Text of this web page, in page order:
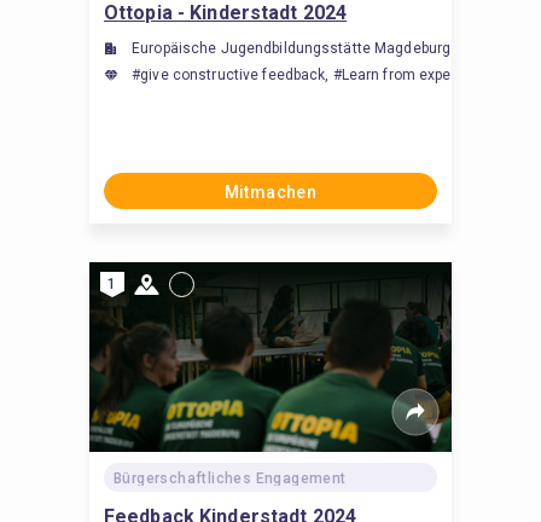
Ottopia - Kinderstadt 2024
Europäische Jugendbildungsstätte Magdeburg (EJBM)
#give constructive feedback, #Learn from experience, #be
Mitmachen
1
Bürgerschaftliches Engagement
Feedback Kinderstadt 2024